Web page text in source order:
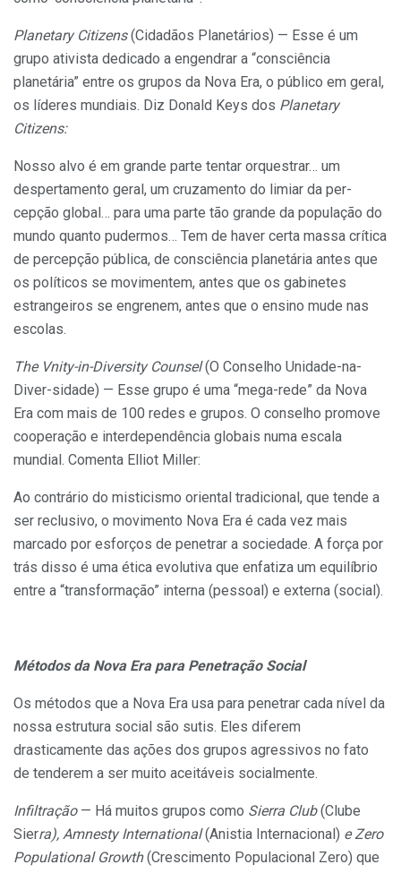
Planetary Citizens(Cidadãos Planetários) — Esse é um
grupo ativista dedicado a engendrar a “consciência
planetária” entre os grupos da Nova Era, o público em geral,
os líderes mundiais. Diz Donald Keys dos Planetary
Citizens:
Nosso alvo é em grande parte tentar orquestrar… um
despertamento geral, um cruzamento do limiar da per­
cepção global… para uma parte tão grande da população do
mundo quanto pudermos… Tem de haver certa mas­sa crítica
de percepção pública, de consciência planetá­ria antes que
os políticos se movimentem, antes que os gabinetes
estrangeiros se engrenem, antes que o ensino mude nas
escolas.
The Vnity-in-Diversity Counsel(O Conselho Unidade-na-
Diver-sidade) — Esse grupo é uma “mega-rede” da Nova
Era com mais de 100 redes e grupos. O conselho promove
cooperação e interde­pendência globais numa escala
mundial. Comenta Elliot Miller:
Ao contrário do misticismo oriental tradicional, que ten­de a
ser reclusivo, o movimento Nova Era é cada vez mais
marcado por esforços de penetrar a sociedade. A força por
trás disso é uma ética evolutiva que enfatiza um equilíbrio
entre a “transformação” interna (pessoal) e externa (so­cial).
Métodos da Nova Era para Penetração Social
Os métodos que a Nova Era usa para penetrar cada nível da
nossa estrutura social são sutis. Eles diferem
drasticamente das ações dos grupos agressivos no fato
de tenderem a ser muito aceitáveis socialmente.
Infiltração — Há muitos grupos como Sierra Club(Clube
Sierra), Amnesty International(Anistia Internacional) e Zero
Populational Growth(Crescimento Populacional Zero) que